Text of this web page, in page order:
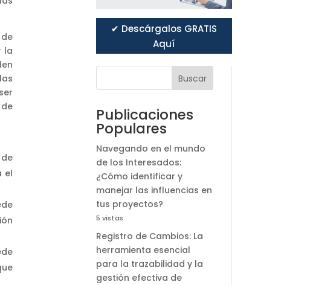
la
el
✔ Descárgalos GRATIS
Aquí
Buscar
Publicaciones
Populares
Navegando en el mundo
de los Interesados:
¿Cómo identificar y
manejar las influencias en
tus proyectos?
5 vistas
Registro de Cambios: La
herramienta esencial
para la trazabilidad y la
gestión efectiva de